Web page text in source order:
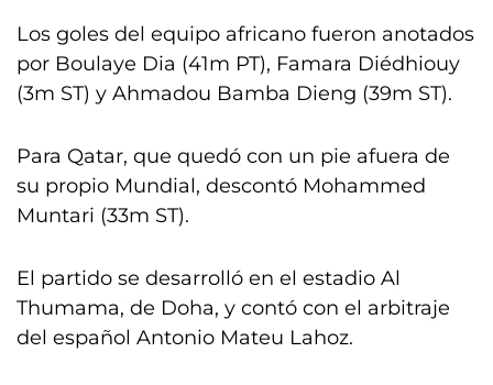
Los goles del equipo africano fueron anotados
por Boulaye Dia (41m PT), Famara Diédhiouy
(3m ST) y Ahmadou Bamba Dieng (39m ST).
Para Qatar, que quedó con un pie afuera de
su propio Mundial, descontó Mohammed
Muntari (33m ST).
El partido se desarrolló en el estadio Al
Thumama, de Doha, y contó con el arbitraje
del español Antonio Mateu Lahoz.